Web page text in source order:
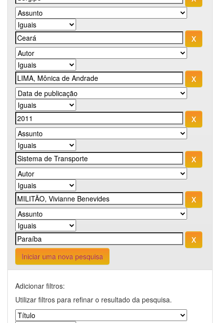
Iniciar uma nova pesquisa
Adicionar filtros:
Utilizar filtros para refinar o resultado da pesquisa.